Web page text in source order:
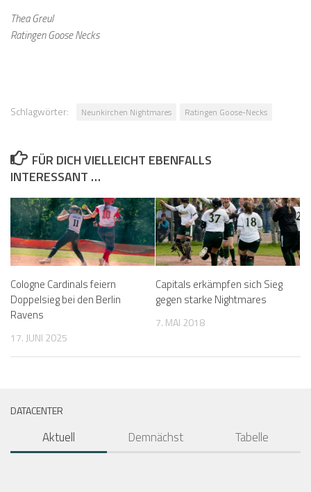
Thea Greul
Ratingen Goose Necks
Schlagwörter: Neunkirchen Nightmares Ratingen Goose-Necks
FÜR DICH VIELLEICHT EBENFALLS
INTERESSANT …
Cologne Cardinals feiern
Doppelsieg bei den Berlin
Ravens
17. JUNI 2025
Capitals erkämpfen sich Sieg
gegen starke Nightmares
7. MAI 2018
DATACENTER
Aktuell Demnächst Tabelle